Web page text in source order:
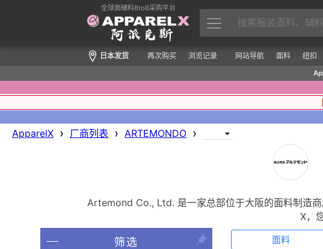
全球面辅料BtoB采购平台
日本发货 再次购买 浏览记录 网站导航 面料 纽扣
ApparelX › 厂商列表 › ARTEMONDO ›
Artemond Co., Ltd. 是一家总部位于大阪的面料制造
X，
筛选 面料